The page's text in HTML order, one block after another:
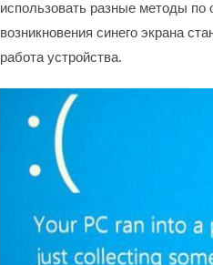
использовать разные методы
возникновения синего экрана
работа устройства.